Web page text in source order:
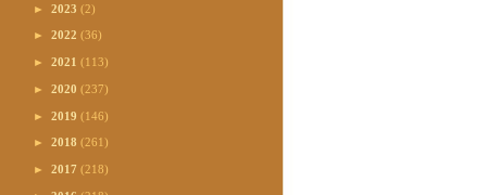
► 2023 (2)
► 2022 (36)
► 2021 (113)
► 2020 (237)
► 2019 (146)
► 2018 (261)
► 2017 (218)